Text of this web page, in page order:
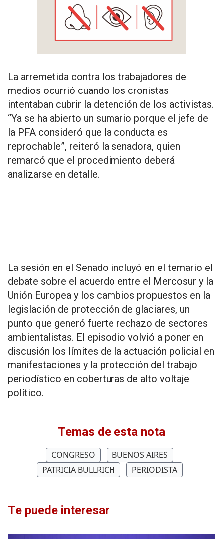
La arremetida contra los trabajadores de
medios ocurrió cuando los cronistas
intentaban cubrir la detención de los activistas.
“Ya se ha abierto un sumario porque el jefe de
la PFA consideró que la conducta es
reprochable”, reiteró la senadora, quien
remarcó que el procedimiento deberá
analizarse en detalle.
La sesión en el Senado incluyó en el temario el
debate sobre el acuerdo entre el Mercosur y la
Unión Europea y los cambios propuestos en la
legislación de protección de glaciares, un
punto que generó fuerte rechazo de sectores
ambientalistas. El episodio volvió a poner en
discusión los límites de la actuación policial en
manifestaciones y la protección del trabajo
periodístico en coberturas de alto voltaje
político.
Temas de esta nota
CONGRESO
BUENOS AIRES
PATRICIA BULLRICH
PERIODISTA
Te puede interesar